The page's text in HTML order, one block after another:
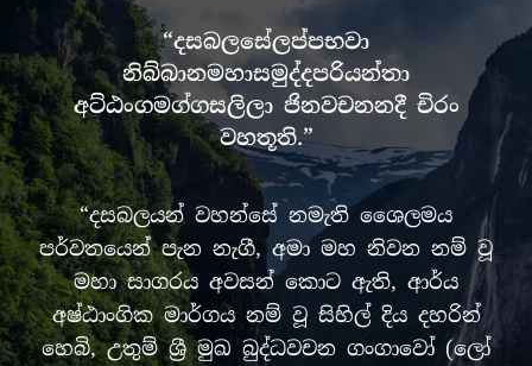
“දසබලසේලප්පභවා
නිබ්බානමහාසමුද්දපරියන්තා
අට්ඨංගමග්ගසලිලා ජිනවචනනදී චිරං
වහතූති.”
“දසබලයන් වහන්සේ නමැති ශෛලමය
පර්වතයෙන් පැන නැගී, අමා මහ නිවන නම් වූ
මහා සාගරය අවසන් කොට ඇති, ආර්ය
අෂ්ඨාංගික මාර්ගය නම් වූ සිහිල් දිය දහරින්
හෙබි, උතුම් ශ්‍රී මුඛ බුද්ධවචන ගංගාවෝ (ලෝ